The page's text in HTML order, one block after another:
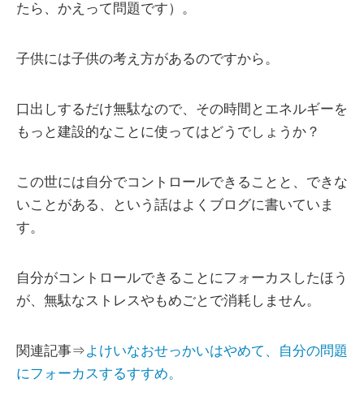
たら、かえって問題です）。
子供には子供の考え方があるのですから。
口出しするだけ無駄なので、その時間とエネルギーを
もっと建設的なことに使ってはどうでしょうか？
この世には自分でコントロールできることと、できな
いことがある、という話はよくブログに書いていま
す。
自分がコントロールできることにフォーカスしたほう
が、無駄なストレスやもめごとで消耗しません。
関連記事⇒よけいなおせっかいはやめて、自分の問題
にフォーカスするすすめ。